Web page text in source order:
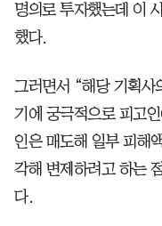
명의로 투자했는데 이
했다.
그러면서 “해당 기획사
기에 궁극적으로 피고
인은 매도해 일부 피해
각해 변제하려고 하는
다.